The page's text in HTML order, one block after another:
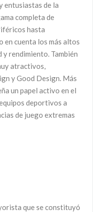
entusiastas de la
completa de
hasta
en cuenta los más altos
rendimiento. También
atractivos,
y Good Design. Más
un papel activo en el
deportivos a
de juego extremas
que se constituyó